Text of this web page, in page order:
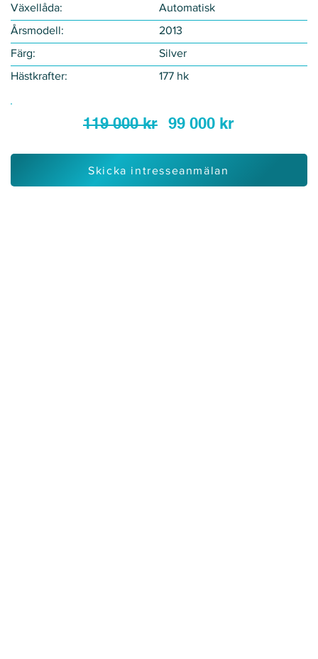
Växellåda:
Årsmodell:
Färg:
Hästkrafter:
119 000 kr 99 000 kr
Skicka intresseanmälan
Automatisk
2013
Silver
177 hk